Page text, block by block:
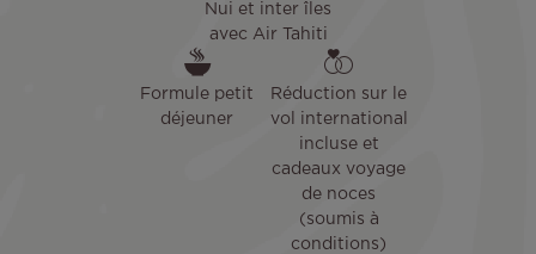
Nui et inter îles
avec Air Tahiti
Formule petit
déjeuner
Réduction sur le
vol international
incluse et
cadeaux voyage
de noces
(soumis à
conditions)